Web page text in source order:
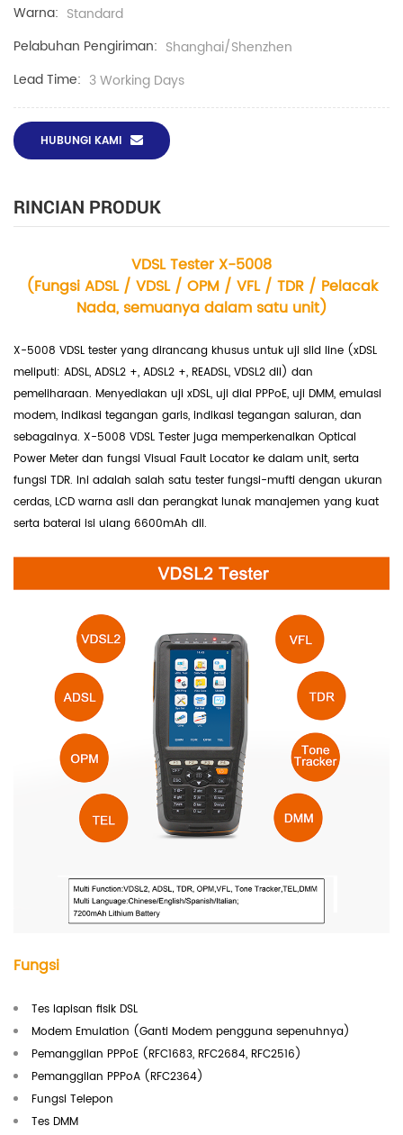
Warna: Standard
Pelabuhan Pengiriman: Shanghai/Shenzhen
Lead Time: 3 Working Days
HUBUNGI KAMI
RINCIAN PRODUK
VDSL Tester X-5008
(Fungsi ADSL / VDSL / OPM / VFL / TDR / Pelacak
Nada, semuanya dalam satu unit)
X-5008 VDSL tester yang dirancang khusus untuk uji slid line (xDSL
meliputi: ADSL, ADSL2 +, ADSL2 +, READSL, VDSL2 dll) dan
pemeliharaan. Menyediakan uji xDSL, uji dial PPPoE, uji DMM, emulasi
modem, indikasi tegangan garis, indikasi tegangan saluran, dan
sebagainya. X-5008 VDSL Tester juga memperkenalkan Optical
Power Meter dan fungsi Visual Fault Locator ke dalam unit, serta
fungsi TDR. Ini adalah salah satu tester fungsi-mufti dengan ukuran
cerdas, LCD warna asli dan perangkat lunak manajemen yang kuat
serta baterai isi ulang 6600mAh dll.
Fungsi
Tes lapisan fisik DSL
Modem Emulation (Ganti Modem pengguna sepenuhnya)
Pemanggilan PPPoE (RFC1683, RFC2684, RFC2516)
Pemanggilan PPPoA (RFC2364)
Fungsi Telepon
Tes DMM